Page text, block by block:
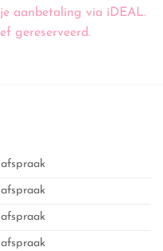
aanbetaling via iDEAL.
gereserveerd.